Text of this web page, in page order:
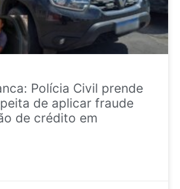
Polícia Civil prende
de aplicar fraude
de crédito em